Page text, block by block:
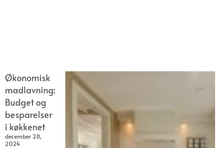
Økonomisk
madlavning:
Budget og
besparelser
i køkkenet
december 28,
2024